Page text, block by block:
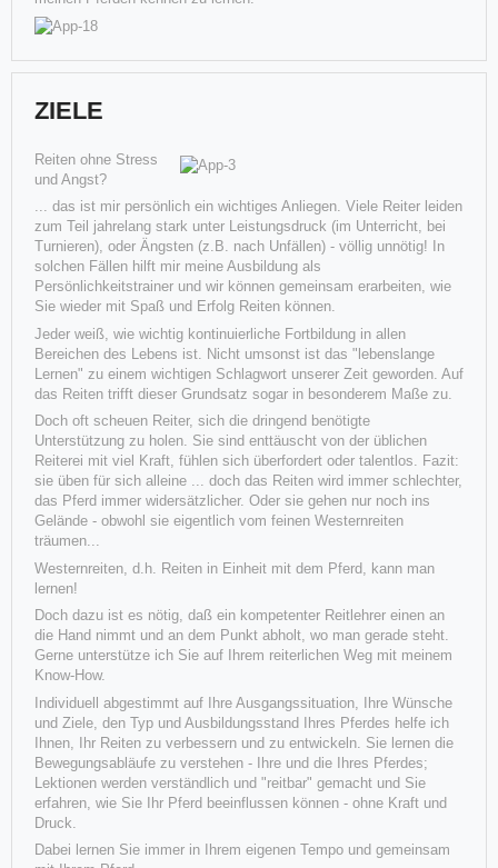
"Professor Riki" wird 30 Jahre alt
Seinen 30. Geburtstag feiert in diesem Jahr Susanne und Bernhard
Fleschs SHI Riker (Fletch's Top Riker x Skip Shi Doll).
Weiterlesen
Luke ("Flesch my Dreams") von Fr. Schröder
Nach Lucy und Rileey ist m 28. April Fohlen Nr. 3 aus unserer Stute
"Invy This Playgirl" (Fr. Schröder) auf die Welt gek
Weiterlesen
ZIELE
Reiten ohne Stress
und Angst?
... das ist mir persönlich ein wichtiges Anliegen. Viele Reiter leiden
zum Teil jahrelang stark unter Leistungsdruck (im Unterricht, bei
Turnieren), oder Ängsten (z.B. nach Unfällen) - völlig unnötig! In
solchen Fällen hilft mir meine Ausbildung als
Persönlichkeitstrainer und wir können gemeinsam erarbeiten, wie
Sie wieder mit Spaß und Erfolg Reiten können.
Jeder weiß, wie wichtig kontinuierliche Fortbildung in allen
Bereichen des Lebens ist. Nicht umsonst ist das "lebenslange
Lernen" zu einem wichtigen Schlagwort unserer Zeit geworden. Auf
das Reiten trifft dieser Grundsatz sogar in besonderem Maße zu.
Doch oft scheuen Reiter, sich die dringend benötigte
Unterstützung zu holen. Sie sind enttäuscht von der üblichen
Reiterei mit viel Kraft, fühlen sich überfordert oder talentlos. Fazit:
sie üben für sich alleine ... doch das Reiten wird immer schlechter,
das Pferd immer widersätzlicher. Oder sie gehen nur noch ins
Gelände - obwohl sie eigentlich vom feinen Westernreiten
träumen...
Westernreiten, d.h. Reiten in Einheit mit dem Pferd, kann man
lernen!
Doch dazu ist es nötig, daß ein kompetenter Reitlehrer einen an
die Hand nimmt und an dem Punkt abholt, wo man gerade steht.
Gerne unterstütze ich Sie auf Ihrem reiterlichen Weg mit meinem
Know-How.
Individuell abgestimmt auf Ihre Ausgangssituation, Ihre Wünsche
und Ziele, den Typ und Ausbildungsstand Ihres Pferdes helfe ich
Ihnen, Ihr Reiten zu verbessern und zu entwickeln. Sie lernen die
Bewegungsabläufe zu verstehen - Ihre und die Ihres Pferdes;
Lektionen werden verständlich und "reitbar" gemacht und Sie
erfahren, wie Sie Ihr Pferd beeinflussen können - ohne Kraft und
Druck.
Dabei lernen Sie immer in Ihrem eigenen Tempo und gemeinsam